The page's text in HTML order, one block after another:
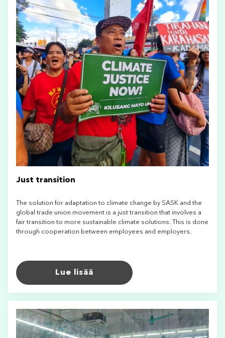
Just transition
The solution for adaptation to climate change by SASK and the
global trade union movement is a just transition that involves a
fair transition to more sustainable climate solutions. This is done
through cooperation between employees and employers.
Lue lisää